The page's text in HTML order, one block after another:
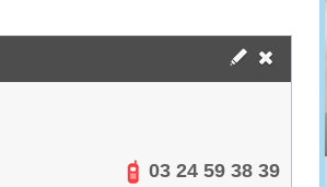
03 24 59 38 39